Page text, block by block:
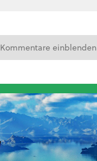
Kommentare einblenden